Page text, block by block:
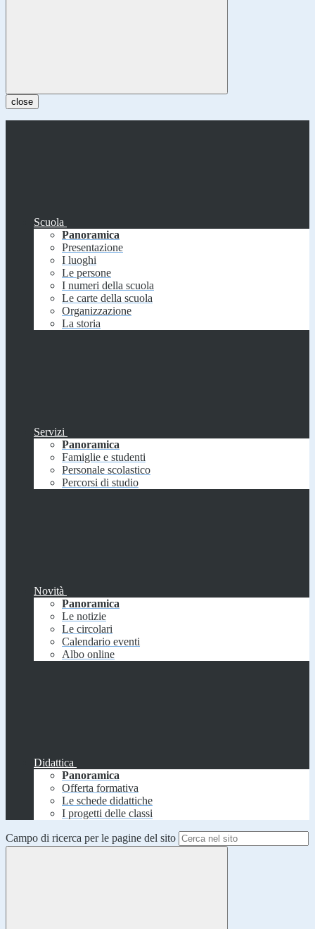
close
Scuola
Panoramica
Presentazione
I luoghi
Le persone
I numeri della scuola
Le carte della scuola
Organizzazione
La storia
Servizi
Panoramica
Famiglie e studenti
Personale scolastico
Percorsi di studio
Novità
Panoramica
Le notizie
Le circolari
Calendario eventi
Albo online
Didattica
Panoramica
Offerta formativa
Le schede didattiche
I progetti delle classi
Campo di ricerca per le pagine del sito